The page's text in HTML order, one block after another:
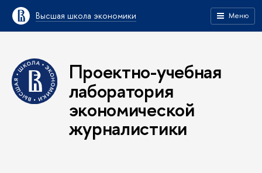
Высшая школа экономики Меню
Проектно-учебная
лаборатория
экономической
журналистики